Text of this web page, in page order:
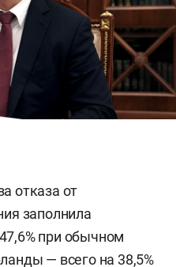
отказа от
заполнила
при обычном
— всего на 38,5%